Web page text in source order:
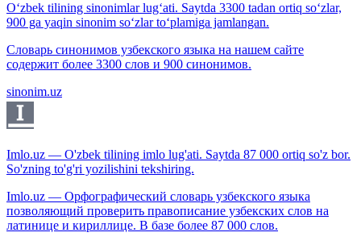
O‘zbek tilining sinonimlar lug‘ati. Saytda 3300 tadan ortiq so‘zlar,
900 ga yaqin sinonim so‘zlar to‘plamiga jamlangan.
Словарь синонимов узбекского языка на нашем сайте
содержит более 3300 слов и 900 синонимов.
sinonim.uz
Imlo.uz — O'zbek tilining imlo lug'ati. Saytda 87 000 ortiq so'z bor.
So'zning to'g'ri yozilishini tekshiring.
Imlo.uz — Орфографический словарь узбекского языка
позволяющий проверить правописание узбекских слов на
латинице и кириллице. В базе более 87 000 слов.